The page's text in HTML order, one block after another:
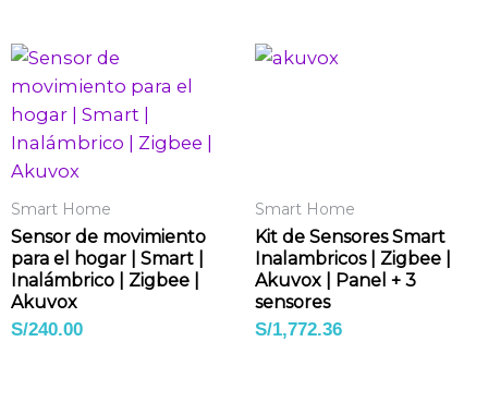
Smart Home
Sensor de movimiento
para el hogar | Smart |
Inalámbrico | Zigbee |
Akuvox
S/240.00
Smart Home
Kit de Sensores Smart
Inalambricos | Zigbee |
Akuvox | Panel + 3
sensores
S/1,772.36